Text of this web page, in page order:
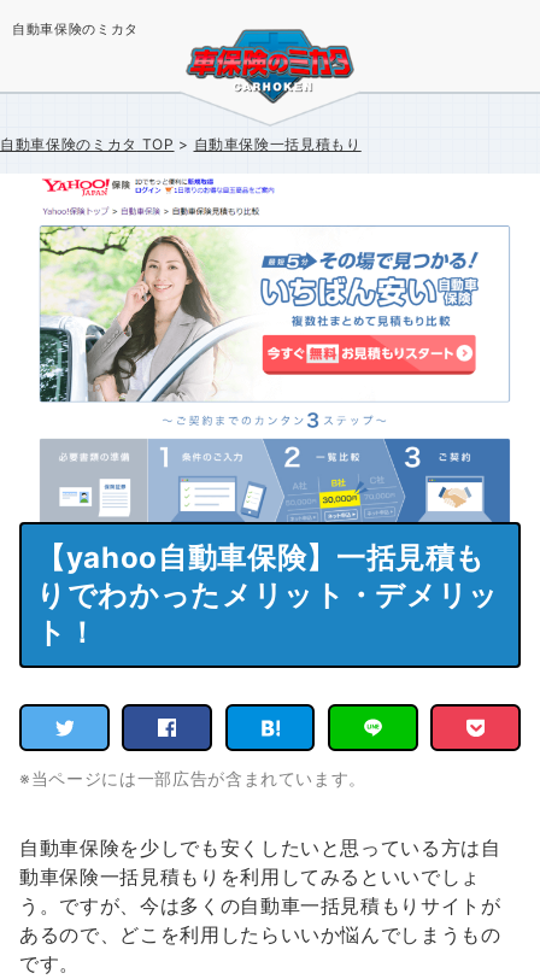
自動車保険のミカタ
自動車保険のミカタ TOP 自動車保険一括見積もり
【yahoo自動車保険】一括見積も
りでわかったメリット・デメリッ
ト！
※当ページには一部広告が含まれています。
自動車保険を少しでも安くしたいと思っている方は自
動車保険一括見積もりを利用してみるといいでしょ
う。ですが、今は多くの自動車一括見積もりサイトが
あるので、どこを利用したらいいか悩んでしまうもの
です。